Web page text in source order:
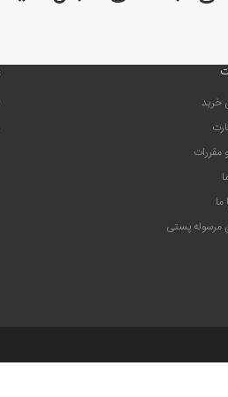
خرید
مقررات
مرسوله پستی